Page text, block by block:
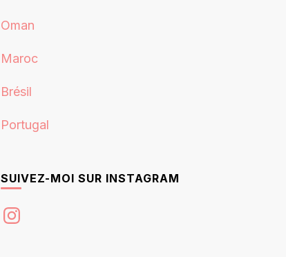
Oman
Maroc
Brésil
Portugal
SUIVEZ-MOI SUR INSTAGRAM
Instagram